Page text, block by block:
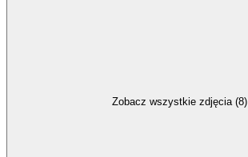
Zobacz wszystkie zdjęcia (8)